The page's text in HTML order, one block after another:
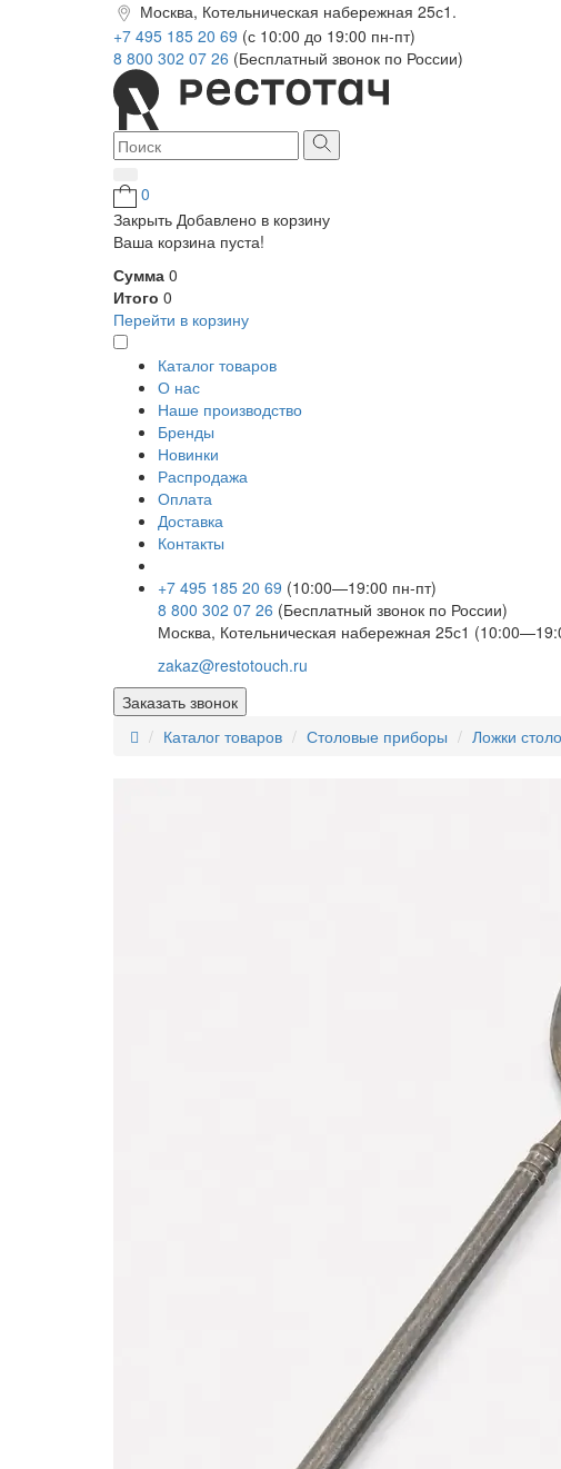
Москва, Котельническая набережная 25с1.
+7 495 185 20 69 (с 10:00 до 19:00 пн-пт)
8 800 302 07 26 (Бесплатный звонок по России)
0
Закрыть Добавлено в корзину
Ваша корзина пуста!
Сумма 0
Итого 0
Перейти в корзину
Каталог товаров
О нас
Наше производство
Бренды
Новинки
Распродажа
Оплата
Доставка
Контакты
+7 495 185 20 69 (10:00—19:00 пн-пт)
8 800 302 07 26 (Бесплатный звонок по России)
Москва, Котельническая набережная 25с1
zakaz@restotouch.ru
Заказать звонок
Каталог товаров
Столовые приборы Ложки